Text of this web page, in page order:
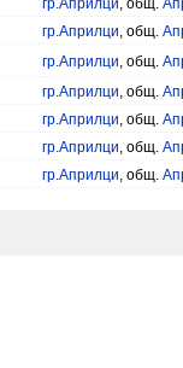
гр.Априлци, общ.
гр.Априлци, общ.
гр.Априлци, общ.
гр.Априлци, общ.
гр.Априлци, общ.
гр.Априлци, общ.
гр.Априлци, общ.